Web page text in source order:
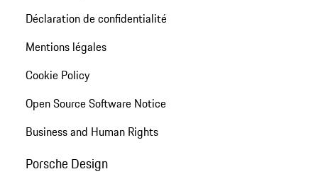
Déclaration de confidentialité
Mentions légales
Cookie Policy
Open Source Software Notice
Business and Human Rights
Porsche Design